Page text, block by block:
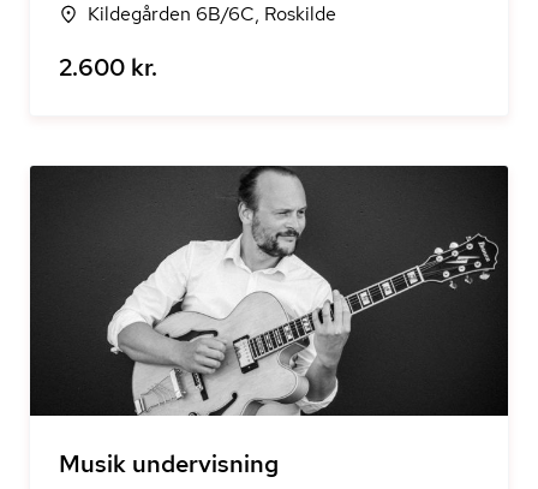
Kildegården 6B/6C, Roskilde
2.600 kr.
Musik undervisning